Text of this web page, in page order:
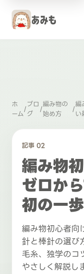
ホ
ーム/ブロ
グ
/編み物の
始め方
/編
い
記事 02
編み物
ゼロか
初の一
編み物初心者向
針と棒針の選び
毛糸、独学のコ
やさしく解説し